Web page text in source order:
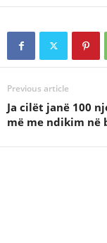
Previous article
Ja cilët janë 100
më me ndikim në